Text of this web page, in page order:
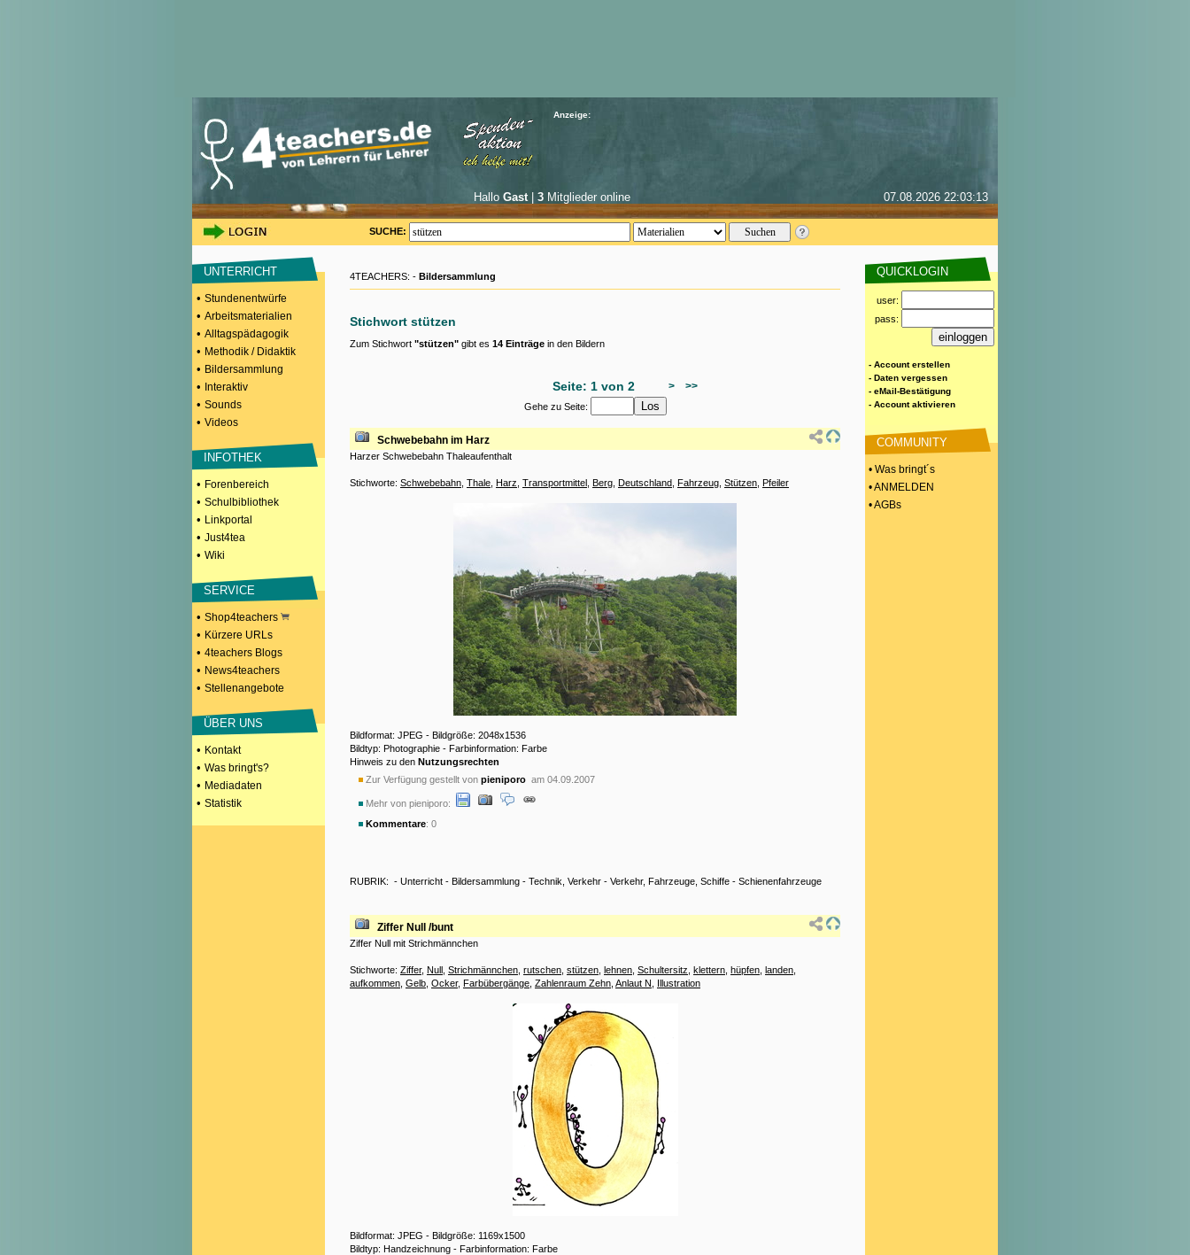
Anzeige:
Hallo Gast| 3Mitglieder online 07.08.2026 22:03:13
SUCHE:
UNTERRICHT
• Stundenentwürfe
• Arbeitsmaterialien
• Alltagspädagogik
• Methodik / Didaktik
• Bildersammlung
• Interaktiv
• Sounds
• Videos
INFOTHEK
• Forenbereich
• Schulbibliothek
• Linkportal
• Just4tea
• Wiki
SERVICE
• Shop4teachers
• Kürzere URLs
• 4teachers Blogs
• News4teachers
• Stellenangebote
ÜBER UNS
• Kontakt
• Was bringt's?
• Mediadaten
• Statistik
4TEACHERS: - Bildersammlung
Stichwort stützen
Zum Stichwort "stützen" gibt es 14 Einträge in den Bildern
Seite: 1 von 2 > >>
Gehe zu Seite:
Schwebebahn im Harz
Harzer Schwebebahn Thaleaufenthalt
Stichworte: Schwebebahn Thale Harz Transportmittel Berg Deutschland Fahrzeug Stützen Pfeiler
Bildformat: JPEG - Bildgröße: 2048x1536
Bildtyp: Photographie - Farbinformation: Farbe
Hinweis zu den Nutzungsrechten
Zur Verfügung gestellt von pieniporo am 04.09.2007
Mehr von pieniporo:
Kommentare: 0
RUBRIK: - Unterricht - Bildersammlung - Technik, Verkehr - Verkehr, Fahrzeuge, Schiffe - Schienenfahrzeuge
Ziffer Null /bunt
Ziffer Null mit Strichmännchen
Stichworte: Ziffer, Null Strichmännchen rutschen stützen lehnen Schultersitz klettern hüpfen landen
aufkommen Gelb Ocker, Farbübergänge Zahlenraum Zehn Anlaut N Illustration
Bildformat: JPEG - Bildgröße: 1169x1500
Bildtyp: Handzeichnung - Farbinformation: Farbe
QUICKLOGIN
user:
pass:
- Account erstellen
- Daten vergessen
- eMail-Bestätigung
- Account aktivieren
COMMUNITY
• Was bringt´s
• ANMELDEN
• AGBs